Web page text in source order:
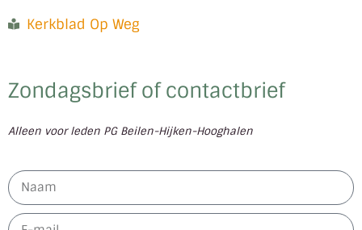
Kerkblad Op Weg
Zondagsbrief of contactbrief
Alleen voor leden PG Beilen-Hijken-Hooghalen